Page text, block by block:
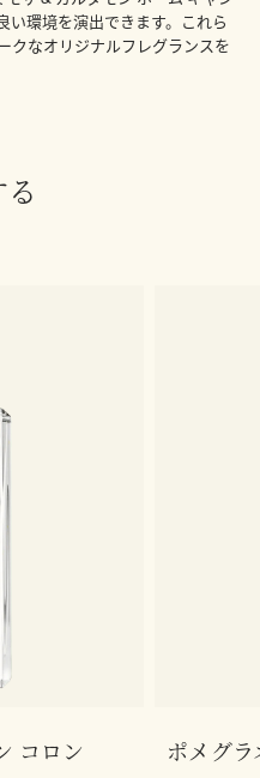
い環境を演出できます。これら
クなオリジナルフレグランスを
コロン
ポメグ